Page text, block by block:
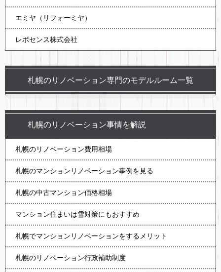
エミヤ（リフォーミヤ）
レボセンス株式会社
札幌のリノベーション専門のモデルルーム一覧
札幌のリノベーション事情を解説
札幌のリノベーション費用相場
札幌のマンションリノベーション事例を見る
札幌の中古マンション価格相場
マンション住まいは雪対策にもおすすめ
札幌でマンションリノベーションをするメリット
札幌のリノベーション行政補助制度